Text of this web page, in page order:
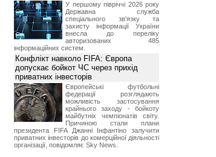
У першому півріччі 2026 року
Державна служба
спеціального зв'язку та
захисту інформації України
внесла до переліку
авторизованих 485
інформаційних систем.
Конфлікт навколо FIFA: Європа
допускає бойкот ЧС через прихід
приватних інвесторів
Європейські футбольні
федерації розглядають
можливість застосування
крайнього заходу - бойкоту
майбутніх чемпіонатів світу.
Причиною стали плани
президента FIFA Джанні Інфантіно залучити
приватних інвесторів до комерційної діяльності
організації, повідомляє Sky News.